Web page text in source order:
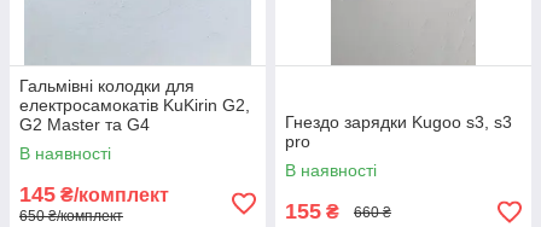
Гальмівні колодки для
електросамокатів KuKirin G2,
G2 Master та G4
В наявності
145 ₴/комплект
650 ₴/комплект
Гнездо зарядки Kugoo s3, s3
pro
В наявності
155 ₴ 660 ₴